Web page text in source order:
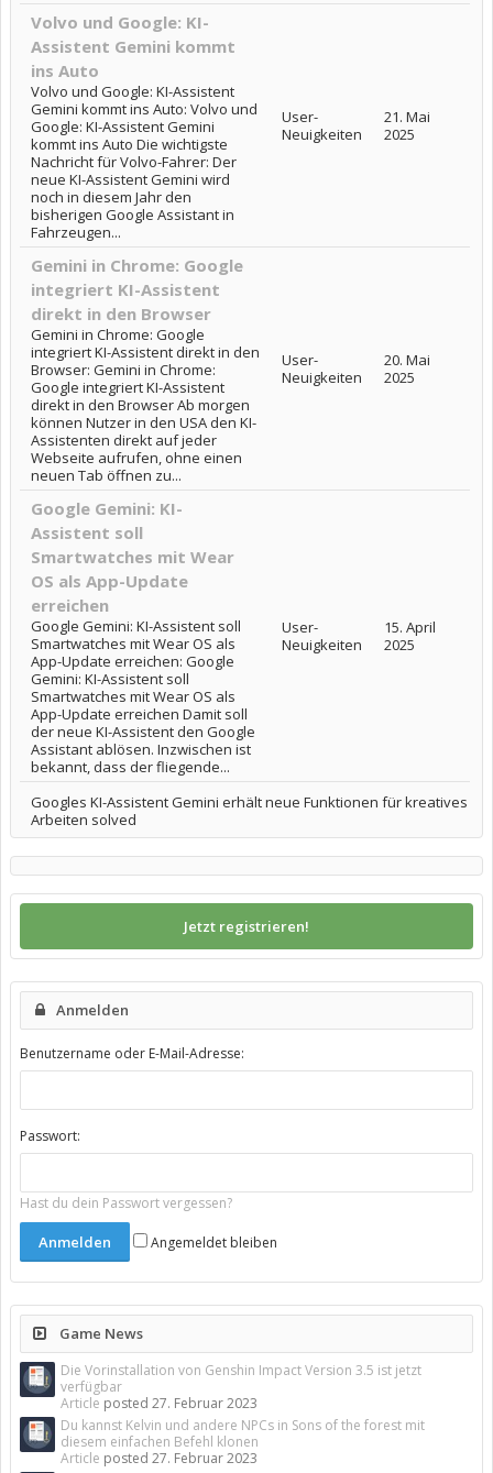
Volvo und Google: KI-
Assistent Gemini kommt
ins Auto
Volvo und Google: KI-Assistent
Gemini kommt ins Auto: Volvo und
Google: KI-Assistent Gemini
kommt ins Auto Die wichtigste
Nachricht für Volvo-Fahrer: Der
neue KI-Assistent Gemini wird
noch in diesem Jahr den
bisherigen Google Assistant in
Fahrzeugen...
User-
Neuigkeiten
21. Mai
2025
Gemini in Chrome: Google
integriert KI-Assistent
direkt in den Browser
Gemini in Chrome: Google
integriert KI-Assistent direkt in den
Browser: Gemini in Chrome:
Google integriert KI-Assistent
direkt in den Browser Ab morgen
können Nutzer in den USA den KI-
Assistenten direkt auf jeder
Webseite aufrufen, ohne einen
neuen Tab öffnen zu...
User-
Neuigkeiten
20. Mai
2025
Google Gemini: KI-
Assistent soll
Smartwatches mit Wear
OS als App-Update
erreichen
Google Gemini: KI-Assistent soll
Smartwatches mit Wear OS als
App-Update erreichen: Google
Gemini: KI-Assistent soll
Smartwatches mit Wear OS als
App-Update erreichen Damit soll
der neue KI-Assistent den Google
Assistant ablösen. Inzwischen ist
bekannt, dass der fliegende...
User-
Neuigkeiten
15. April
2025
Googles KI-Assistent Gemini erhält neue Funktionen für kreatives
Arbeiten solved
Jetzt registrieren!
Anmelden
Benutzername oder E-Mail-Adresse:
Passwort:
Hast du dein Passwort vergessen?
Angemeldet bleiben
Game News
Die Vorinstallation von Genshin Impact Version 3.5 ist jetzt
verfügbar
Article posted 27. Februar 2023
Du kannst Kelvin und andere NPCs in Sons of the forest mit
diesem einfachen Befehl klonen
Article posted 27. Februar 2023